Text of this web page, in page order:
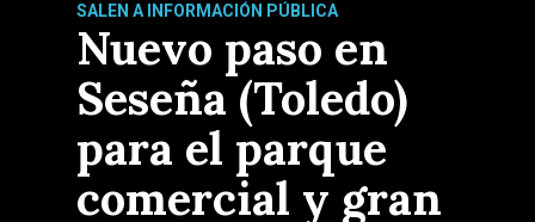
SALEN A INFORMACIÓN PÚBLICA
Nuevo paso en
Seseña (Toledo)
para el parque
comercial y gran